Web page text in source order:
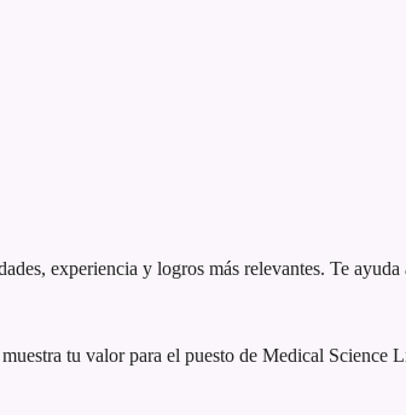
experiencia y logros más relevantes. Te
tu valor para el puesto de Medical Science